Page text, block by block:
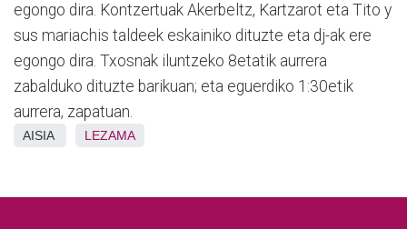
egongo dira. Kontzertuak Akerbeltz, Kartzarot eta Tito y
sus mariachis taldeek eskainiko dituzte eta dj-ak ere
egongo dira. Txosnak iluntzeko 8etatik aurrera
zabalduko dituzte barikuan; eta eguerdiko 1:30etik
aurrera, zapatuan.
AISIA LEZAMA